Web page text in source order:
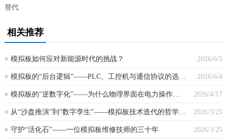
替代
相关推荐
2026/6/5
模拟板如何应对新能源时代的挑战？
2026/6/4
模拟板的“后台逻辑”——PLC、工控机与通信协议的选择之道
2026/4/17
模拟板的“逆数字化”——为什么物理界面在电力操作中不可替代
2026/3/25
从“沙盘推演”到“数字孪生”——模拟板技术迭代的哲学隐喻
2026/3/25
守护“活化石”——一位模拟板维修技师的三十年